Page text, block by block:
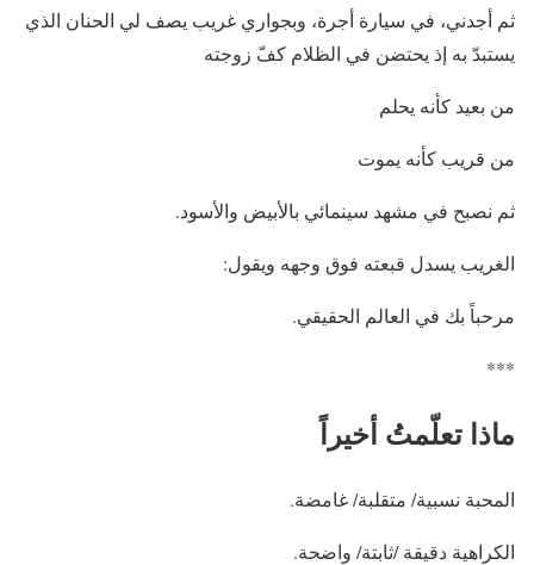
ثم أجدني، في سيارة أجرة، وبجواري غريب يصف لي الحنان الذي
يستبدّ به إذ يحتضن في الظلام كفّ زوجته
من بعيد كأنه يحلم
من قريب كأنه يموت
ثم نصبح في مشهد سينمائي بالأبيض والأسود.
الغريب يسدل قبعته فوق وجهه ويقول:
مرحباً بك في العالم الحقيقي.
***
ماذا تعلّمتُ أخيراً
المحبة نسبية/ متقلبة/ غامضة.
الكراهية دقيقة /ثابتة/ واضحة.